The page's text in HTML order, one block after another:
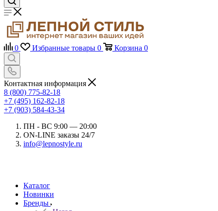
0 Избранные товары 0 Корзина 0
Контактная информация
8 (800) 775-82-18
+7 (495) 162-82-18
+7 (903) 584-43-34
ПН - ВС 9:00 — 20:00
ON-LINE заказы 24/7
info@lepnostyle.ru
Каталог
Новинки
Бренды